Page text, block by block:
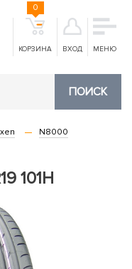
КОРЗИНА
0
ВХОД МЕНЮ
ПОИСК
N8000
101H